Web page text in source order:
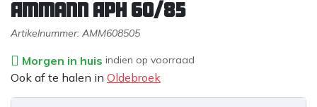
Ammann APH 60/85
Artikelnummer: AMM608505
Morgen in huis indien op voorraad
Ook af te halen in Oldebroek